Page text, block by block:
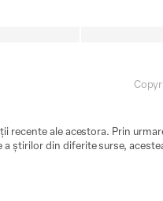
ale acestora. Prin
știrilor din diferite surse,